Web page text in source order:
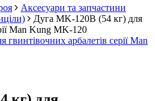
Аксесуари та запчастини
Дуга MK-120B (54 кг) для
Man Kung MK-120